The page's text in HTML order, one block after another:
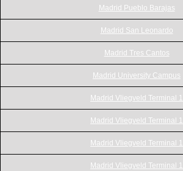
Madrid Pueblo Barajas
Madrid San Leonardo
Madrid Tres Cantos
Madrid University Campus
Madrid Vliegveld Terminal 1
Madrid Vliegveld Terminal 1
Madrid Vliegveld Terminal 1
Madrid Vliegveld Terminal 1